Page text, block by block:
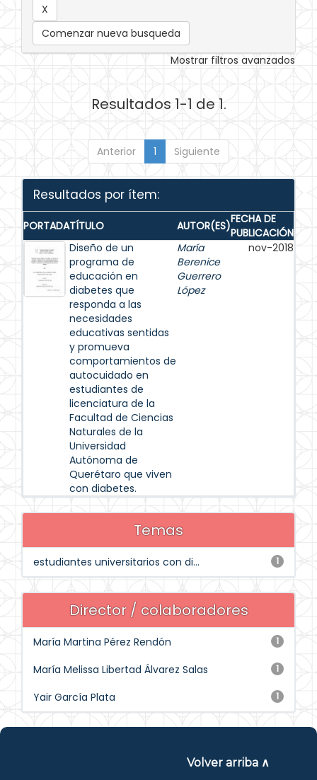
Comenzar nueva busqueda
Mostrar filtros avanzados
Resultados 1-1 de 1.
Anterior 1 Siguiente
Resultados por ítem:
PORTADATÍTULO AUTOR(ES)FECHA DE
PUBLICACIÓN
Diseño de un
programa de
educación en
diabetes que
responda a las
necesidades
educativas sentidas
y promueva
comportamientos de
autocuidado en
estudiantes de
licenciatura de la
Facultad de Ciencias
Naturales de la
Universidad
Autónoma de
Querétaro que viven
con diabetes.
María
Berenice
Guerrero
López
nov-2018
Temas
1
estudiantes universitarios con di...
Director / colaboradores
1
María Martina Pérez Rendón
1
María Melissa Libertad Álvarez Salas
1
Yair García Plata
Volver arriba ∧